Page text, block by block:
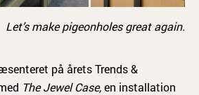
Let’s make pigeonholes great again.
på årets Trends &
The Jewel Case,en installation